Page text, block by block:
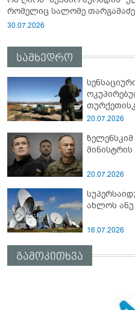
რომელიც სალომე
30.07.2026
სამხედრო
სამიტი
20.07.2026
20.07.2026
16.07.2026
გამოკითხვა